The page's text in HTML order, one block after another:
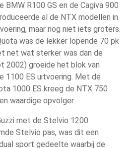
BMW R100 GS en de Cagiva 900
al de NTX modellen in
maar nog niet iets groters.
was de lekker lopende 70 pk
net wat sterker was dan de
2002) groeide het blok van
1100 ES uitvoering. Met de
1000 ES kreeg de NTX 750
waardige opvolger.
met de Stelvio 1200.
Stelvio pas, was dit een
sport gedeelte waarbij de